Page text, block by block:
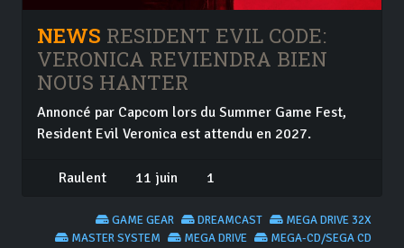
NEWS RESIDENT EVIL CODE:
VERONICA REVIENDRA BIEN
NOUS HANTER
Annoncé par Capcom lors du Summer Game Fest,
Resident Evil Veronica est attendu en 2027.
Raulent 11 juin 1
MEGA DRIVE 32X
DREAMCAST
GAME GEAR
MEGA-CD/SEGA CD
MEGA DRIVE
MASTER SYSTEM